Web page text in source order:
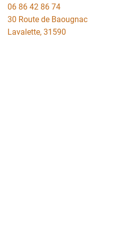
06 86 42 86 74
30 Route de Baougnac
Lavalette, 31590